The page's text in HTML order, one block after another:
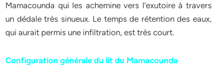
Mamacounda qui les achemine vers l’exutoire à travers
un dédale très sinueux. Le temps de rétention des eaux,
qui aurait permis une infiltration, est très court.
Configuration générale du lit du Mamacounda